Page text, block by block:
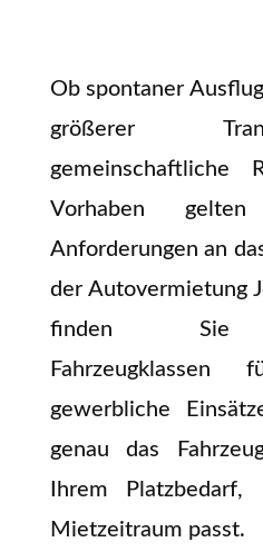
Ob spontaner
größerer
Vorhaben gelten
Anforderungen an
der Autovermietung
finden Sie
gewerbliche
genau das
Ihrem Platzbedarf,
Mietzeitraum passt.